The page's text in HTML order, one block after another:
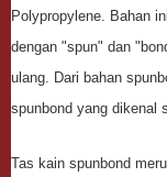
Polypropylene. Bahan
dengan "spun" dan
ulang. Dari bahan
spunbond yang dikenal
Tas kain spunbond